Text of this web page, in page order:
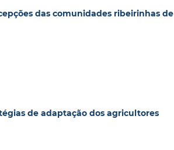
das comunidades ribeirinhas de
de adaptação dos agricultores